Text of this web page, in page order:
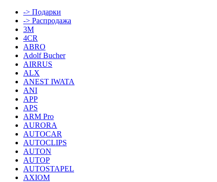
-> Подарки
-> Распродажа
3M
4CR
ABRO
Adolf Bucher
AIRRUS
ALX
ANEST IWATA
ANI
APP
APS
ARM Pro
AURORA
AUTOCAR
AUTOCLIPS
AUTON
AUTOP
AUTOSTAPEL
AXIOM